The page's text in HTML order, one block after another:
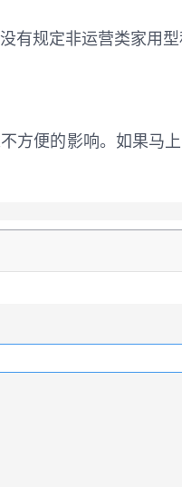
有规定非运营类家用
方便的影响。如果马